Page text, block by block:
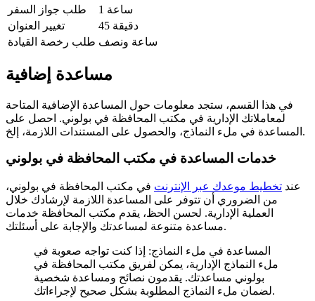
طلب جواز السفر
1 ساعة
تغيير العنوان
45 دقيقة
طلب رخصة القيادة ساعة ونصف
مساعدة إضافية
في هذا القسم، ستجد معلومات حول المساعدة الإضافية المتاحة
لمعاملاتك الإدارية في مكتب المحافظة في بولوني. احصل على
المساعدة في ملء النماذج، والحصول على المستندات اللازمة، إلخ.
خدمات المساعدة في مكتب المحافظة في بولوني
عند تخطيط موعدك عبر الإنترنت في مكتب المحافظة في بولوني،
من الضروري أن تتوفر على المساعدة اللازمة لإرشادك خلال
العملية الإدارية. لحسن الحظ، يقدم مكتب المحافظة خدمات
مساعدة متنوعة لمساعدتك والإجابة على أسئلتك.
المساعدة في ملء النماذج: إذا كنت تواجه صعوبة في
ملء النماذج الإدارية، يمكن لفريق مكتب المحافظة في
بولوني مساعدتك. يقدمون نصائح ومساعدة شخصية
لضمان ملء النماذج المطلوبة بشكل صحيح لإجراءاتك.